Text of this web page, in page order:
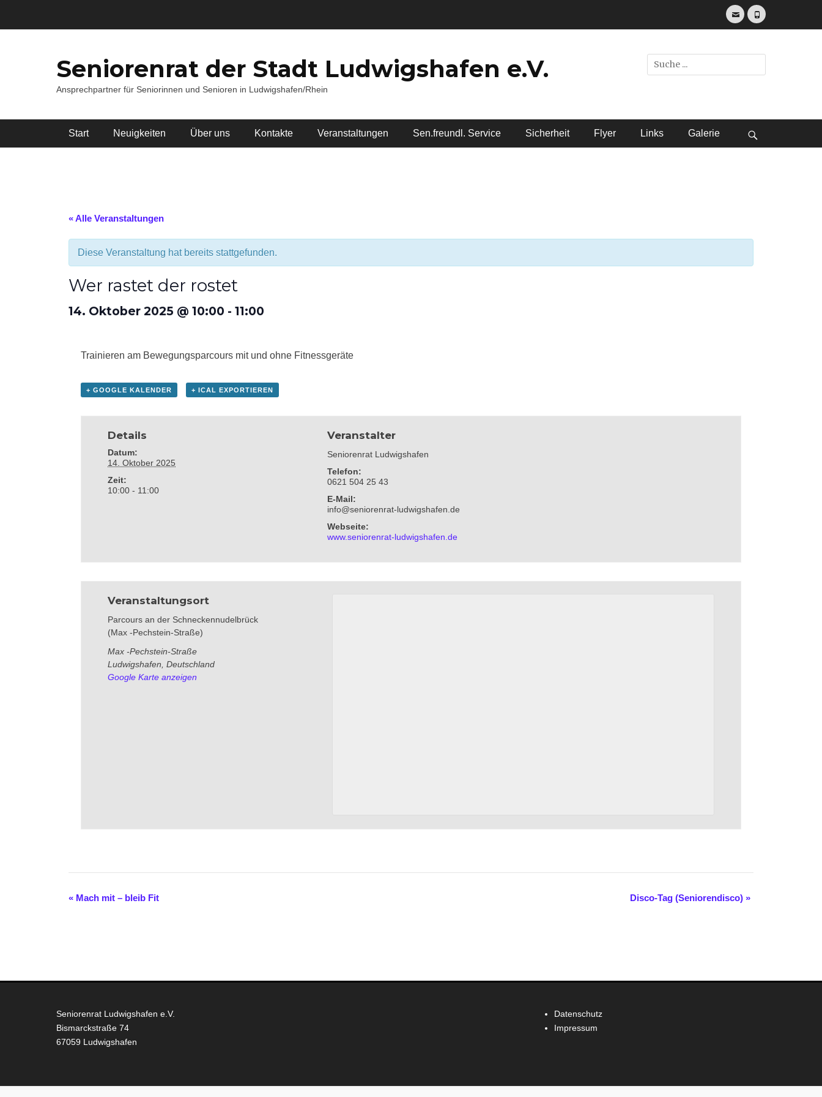
E-
Telefon
Seniorenrat der Stadt Ludwigshafen e.V.
Ansprechpartner für Seniorinnen und Senioren in Ludwigshafen/Rhein
Suche
nach:
Hauptmenü
Start Neuigkeiten Über uns Kontakte Veranstaltungen Sen.freundl. Service Sicherheit Flyer Links Galerie
« Alle Veranstaltungen
Diese Veranstaltung hat bereits stattgefunden.
Wer rastet der rostet
14. Oktober 2025 @ 10:00 - 11:00
Trainieren am Bewegungsparcours mit und ohne Fitnessgeräte
+ GOOGLE KALENDER + ICAL EXPORTIEREN
Details
Datum:
14. Oktober 2025
Zeit:
10:00 - 11:00
Veranstalter
Seniorenrat Ludwigshafen
Telefon:
0621 504 25 43
E-Mail:
info@seniorenrat-ludwigshafen.de
Webseite:
www.seniorenrat-ludwigshafen.de
Veranstaltungsort
Parcours an der Schneckennudelbrück
(Max -Pechstein-Straße)
Max -Pechstein-Straße
Ludwigshafen Deutschland
Google Karte anzeigen
« Mach mit – bleib Fit Disco-Tag (Seniorendisco) »
Seniorenrat Ludwigshafen e.V.
Bismarckstraße 74
67059 Ludwigshafen
Datenschutz
Impressum